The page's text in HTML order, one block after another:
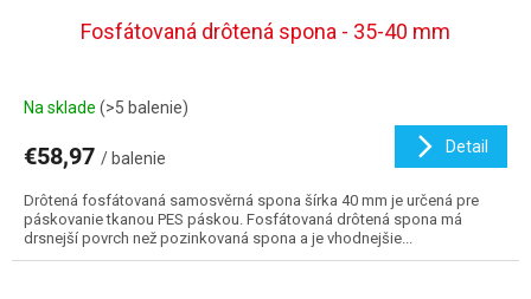
Fosfátovaná drôtená spona - 35-40 mm
Na sklade (>5 balenie)
€58,97 / balenie
Detail
Drôtená fosfátovaná samosvěrná spona šírka 40 mm je určená pre
páskovanie tkanou PES páskou. Fosfátovaná drôtená spona má
drsnejší povrch než pozinkovaná spona a je vhodnejšie...